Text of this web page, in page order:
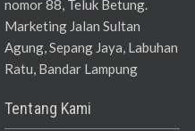
nomor 88, Teluk Betung.
Marketing Jalan Sultan
Agung, Sepang Jaya, Labuhan
Ratu, Bandar Lampung
Tentang Kami